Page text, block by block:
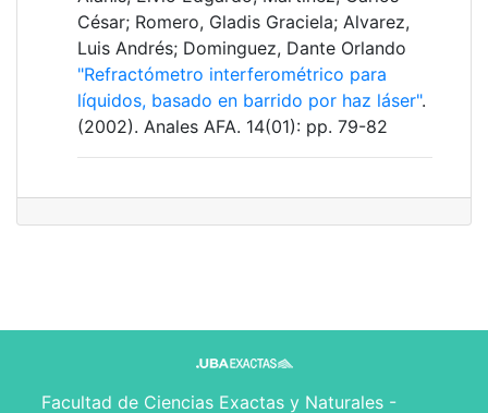
César; Romero, Gladis Graciela; Alvarez,
Luis Andrés; Dominguez, Dante Orlando
"Refractómetro interferométrico para
líquidos, basado en barrido por haz láser".
(2002). Anales AFA. 14(01): pp. 79-82
Facultad de Ciencias Exactas y Naturales -